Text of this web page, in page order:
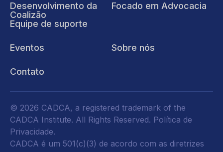
Desenvolvimento da
Coalizão
Equipe de suporte
Focado em Advocacia
Eventos Sobre nós
Contato
© 2026 CADCA, a registered trademark of the
CADCA Institute. All Rights Reserved. Política de
Privacidade.
CADCA é um 501(c)(3) de acordo com as diretrizes